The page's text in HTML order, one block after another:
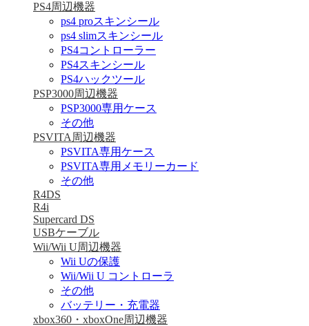
PS4周辺機器
ps4 proスキンシール
ps4 slimスキンシール
PS4コントローラー
PS4スキンシール
PS4ハックツール
PSP3000周辺機器
PSP3000専用ケース
その他
PSVITA周辺機器
PSVITA専用ケース
PSVITA専用メモリーカード
その他
R4DS
R4i
Supercard DS
USBケーブル
Wii/Wii U周辺機器
Wii Uの保護
Wii/Wii U コントローラ
その他
バッテリー・充電器
xbox360・xboxOne周辺機器